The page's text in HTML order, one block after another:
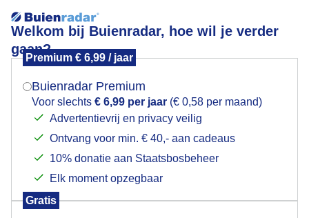
Welkom bij Buienradar, hoe wil je verder
gaan?
Premium € 6,99 / jaar
Buienradar Premium
Voor slechts € 6,99 per jaar (€ 0,58 per maand)
Advertentievrij en privacy veilig
Ontvang voor min. € 40,- aan cadeaus
10% donatie aan Staatsbosbeheer
Elk moment opzegbaar
Gratis
Vandaag de paraplu nodig.
Mogen we je locatie gebruiken voor het
Indien je hier nog geen akkoord op hebt gegeven,
verschijnt er zo een pop-up uit je browser waarin
Is goed, toon de popup